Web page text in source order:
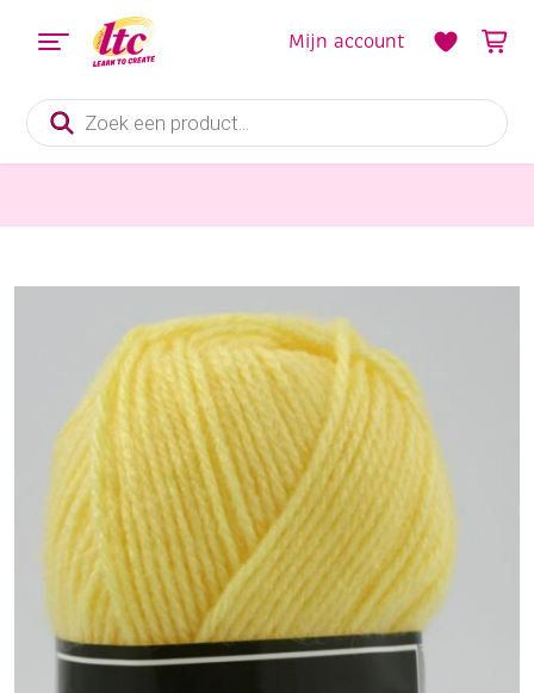
Producten
zoeken
Mijn account